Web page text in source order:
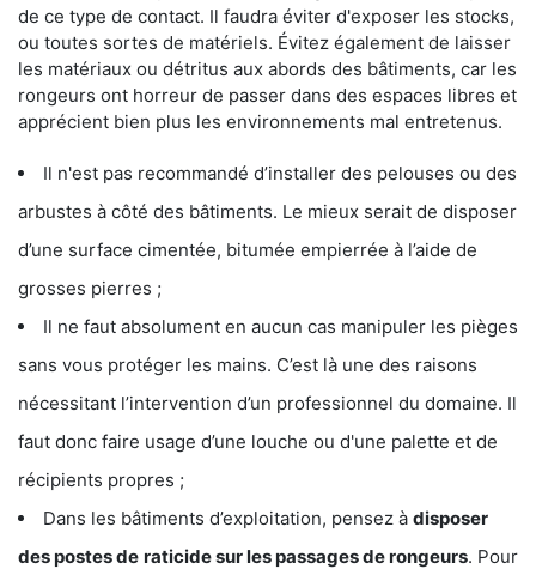
de ce type de contact. Il faudra éviter d'exposer les stocks,
ou toutes sortes de matériels. Évitez également de laisser
les matériaux ou détritus aux abords des bâtiments, car les
rongeurs ont horreur de passer dans des espaces libres et
apprécient bien plus les environnements mal entretenus.
Il n'est pas recommandé d’installer des pelouses ou des
arbustes à côté des bâtiments. Le mieux serait de disposer
d’une surface cimentée, bitumée empierrée à l’aide de
grosses pierres ;
Il ne faut absolument en aucun cas manipuler les pièges
sans vous protéger les mains. C’est là une des raisons
nécessitant l’intervention d’un professionnel du domaine. Il
faut donc faire usage d’une louche ou d'une palette et de
récipients propres ;
Dans les bâtiments d’exploitation, pensez à disposer
des postes de raticide sur les passages de rongeurs. Pour